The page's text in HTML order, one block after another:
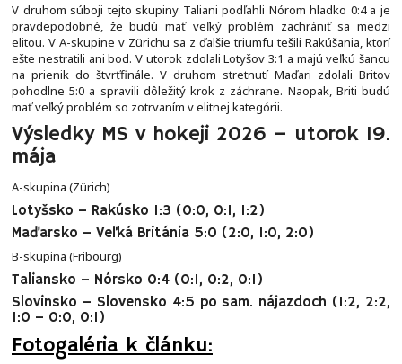
V druhom súboji tejto skupiny Taliani podľahli Nórom hladko 0:4 a je
pravdepodobné, že budú mať veľký problém zachrániť sa medzi
elitou. V A-skupine v Zürichu sa z ďalšie triumfu tešili Rakúšania, ktorí
ešte nestratili ani bod. V utorok zdolali Lotyšov 3:1 a majú veľkú šancu
na prienik do štvrťfinále. V druhom stretnutí Maďari zdolali Britov
pohodlne 5:0 a spravili dôležitý krok z záchrane. Naopak, Briti budú
mať veľký problém so zotrvaním v elitnej kategórii.
Výsledky MS v hokeji 2026 – utorok 19.
mája
A-skupina (Zürich)
Lotyšsko – Rakúsko 1:3 (0:0, 0:1, 1:2)
Maďarsko – Veľká Británia 5:0 (2:0, 1:0, 2:0)
B-skupina (Fribourg)
Taliansko – Nórsko 0:4 (0:1, 0:2, 0:1)
Slovinsko – Slovensko 4:5 po sam. nájazdoch (1:2, 2:2,
1:0 – 0:0, 0:1)
Fotogaléria k článku: